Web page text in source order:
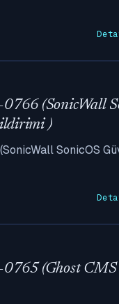
(SonicWall
)
SonicOS
(Ghost